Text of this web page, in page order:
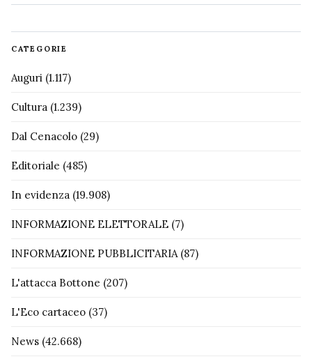
CATEGORIE
Auguri (1.117)
Cultura (1.239)
Dal Cenacolo (29)
Editoriale (485)
In evidenza (19.908)
INFORMAZIONE ELETTORALE (7)
INFORMAZIONE PUBBLICITARIA (87)
L'attacca Bottone (207)
L'Eco cartaceo (37)
News (42.668)